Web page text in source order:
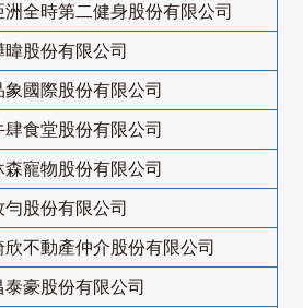
洲全時第二健身股份有限公司
暐股份有限公司
象國際股份有限公司
肆食堂股份有限公司
森寵物股份有限公司
勻股份有限公司
欣不動產仲介股份有限公司
泰豪股份有限公司